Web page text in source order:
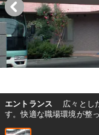
エントランス
広々とし
す。快適な職場環境が整